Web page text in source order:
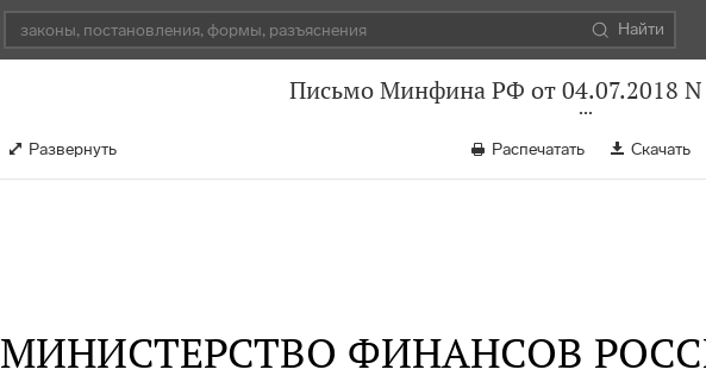
Найти
Письмо Минфина РФ от 04.07.2018
Развернуть Распечатать Скачать
МИНИСТЕРСТВО ФИНАНСОВ